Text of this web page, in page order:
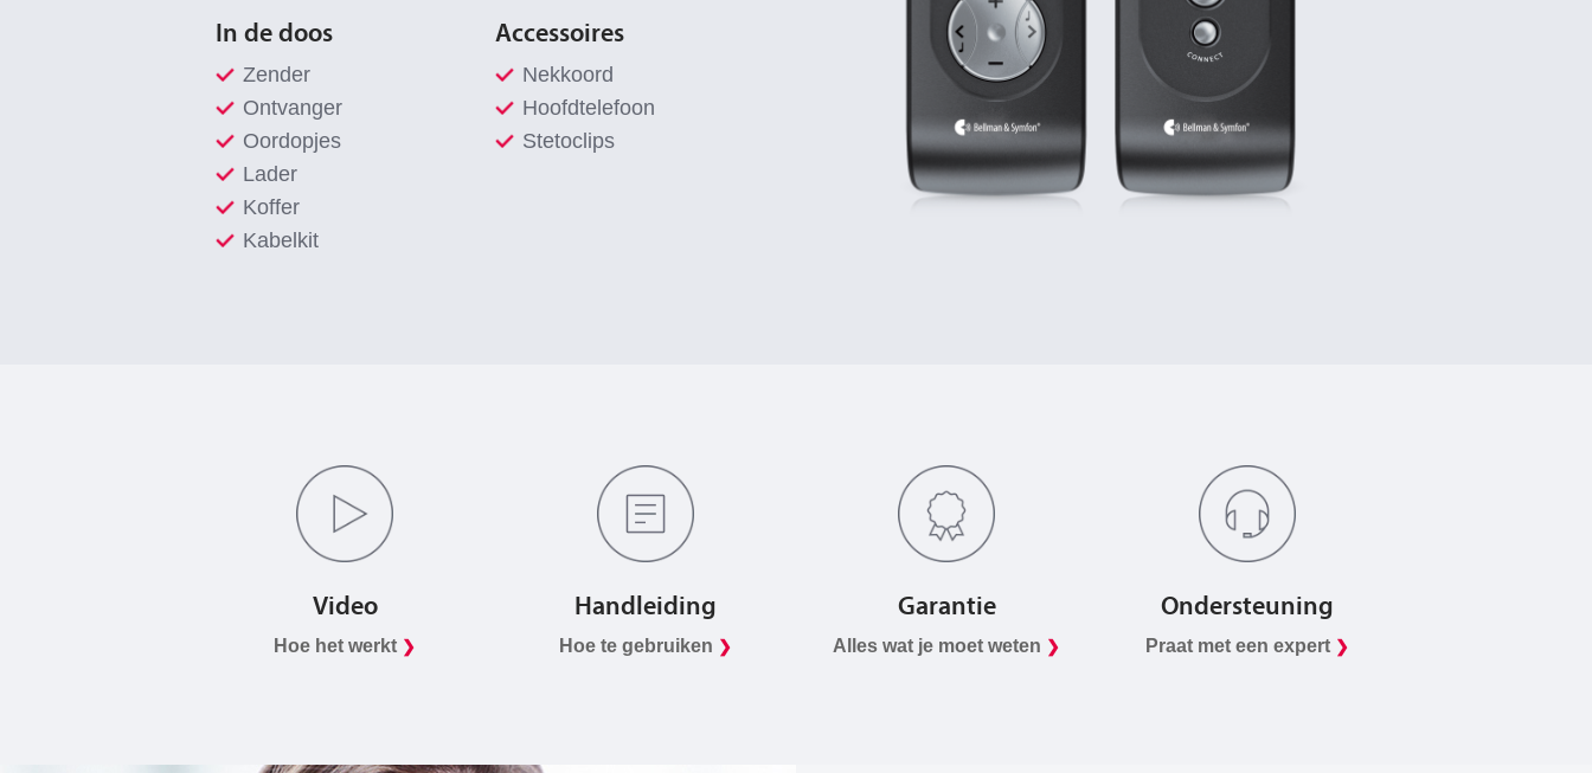
In de doos
Zender
Ontvanger
Oordopjes
Lader
Koffer
Kabelkit
Accessoires
Nekkoord
Hoofdtelefoon
Stetoclips
Video
Hoe het werkt ❯
Handleiding
Hoe te gebruiken ❯
Garantie
Alles wat je moet weten ❯
Ondersteuning
Praat met een expert ❯